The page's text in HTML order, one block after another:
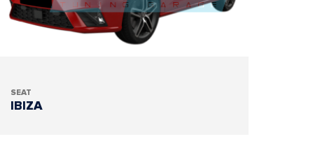
SEAT
IBIZA